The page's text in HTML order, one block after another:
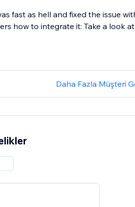
fast as hell and fixed the issue
how to integrate it: Take a look
Daha Fazla Müşteri